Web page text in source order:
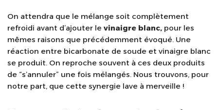
On attendra que le mélange soit complètement
refroidi avant d’ajouter le vinaigre blanc, pour les
mêmes raisons que précédemment évoqué. Une
réaction entre bicarbonate de soude et vinaigre blanc
se produit. On reproche souvent à ces deux produits
de “s’annuler” une fois mélangés. Nous trouvons, pour
notre part, que cette synergie lave à merveille !